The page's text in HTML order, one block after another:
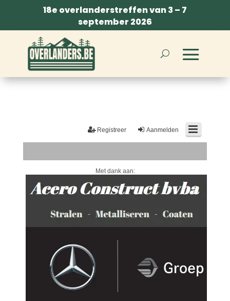
18e overlanderstreffen van 3 – 7
september 2026